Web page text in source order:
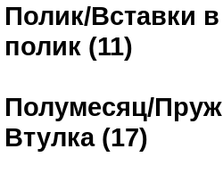
Полик/Вставки в
полик (11)
Полумесяц/
Втулка (17)